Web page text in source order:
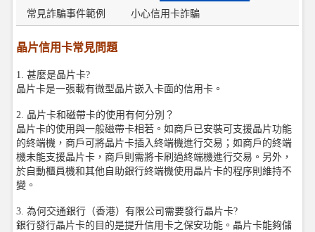
常見詐騙事件範例 小心信用卡詐騙
晶片信用卡常見問題
1. 甚麼是晶片卡?
晶片卡是一張載有微型晶片嵌入卡面的信用卡。
2. 晶片卡和磁帶卡的使用有何分別？
晶片卡的使用與一般磁帶卡相若。如商戶已安裝可支援晶片功能
的終端機，商戶可將晶片卡插入終端機進行交易；如商戶的終端
機未能支援晶片卡，商戶則需將卡刷過終端機進行交易。另外，
於自動櫃員機和其他自助銀行終端機使用晶片卡的程序則維持不
變。
3. 為何交通銀行（香港）有限公司需要發行晶片卡?
銀行發行晶片卡的目的是提升信用卡之保安功能。晶片卡能夠儲